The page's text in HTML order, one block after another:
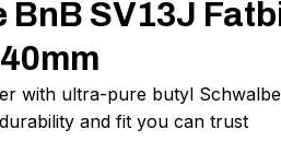
BnB SV13J
with ultra-pure butyl
and fit you can trust